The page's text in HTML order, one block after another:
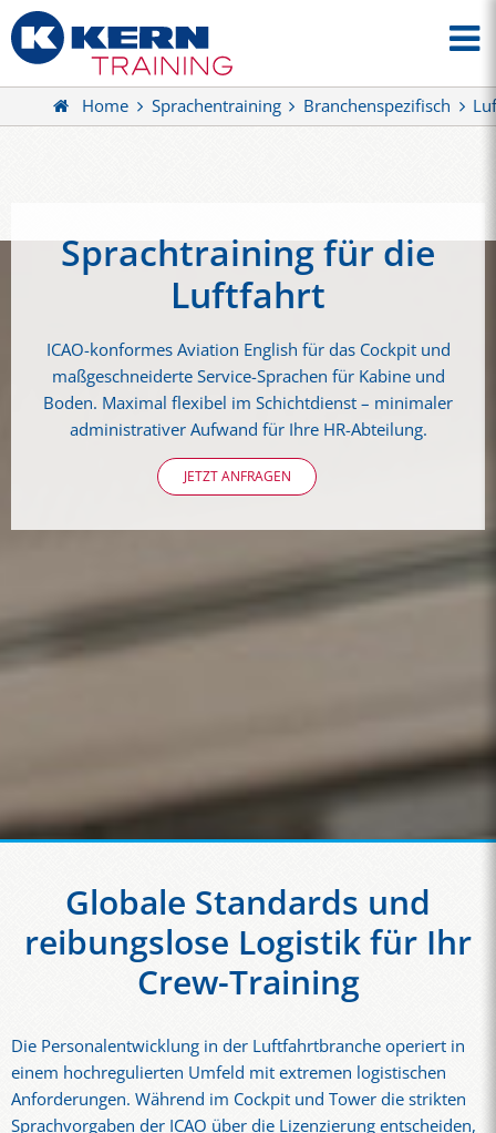
Home Sprachentraining Branchenspezifisch
Sprachtraining für die
Luftfahrt
ICAO-konformes Aviation English für das Cockpit und
maßgeschneiderte Service-Sprachen für Kabine und
Boden. Maximal flexibel im Schichtdienst – minimaler
administrativer Aufwand für Ihre HR-Abteilung.
JETZT ANFRAGEN
Globale Standards und
reibungslose Logistik für Ihr
Crew-Training
Die Personalentwicklung in der Luftfahrtbranche operiert in
einem hochregulierten Umfeld mit extremen logistischen
Anforderungen. Während im Cockpit und Tower die strikten
Sprachvorgaben der ICAO über die Lizenzierung entscheiden,